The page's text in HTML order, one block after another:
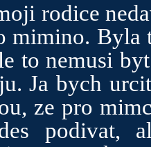
rodice
mimino. Byla
to nemusi
Ja bych
ze pro
podivat,